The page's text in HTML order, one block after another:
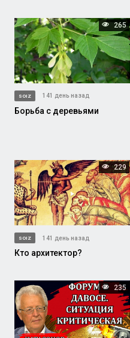
265
SOIZ 141 день назад
Борьба с деревьями
229
SOIZ 141 день назад
Кто архитектор?
235